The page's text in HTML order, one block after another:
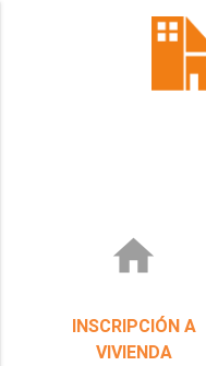
home
INSCRIPCIÓN A
VIVIENDA